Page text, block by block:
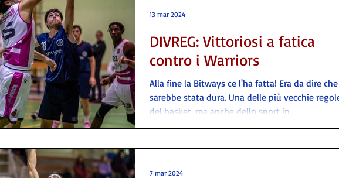
DIVREG: Vittoriosi a fatica
contro i Warriors
Alla fine la Bitways ce l'ha fatta! Era da dire che
sarebbe stata dura. Una delle più vecchie
del basket, ma anche dello sport in...
13 mar 2024
7 mar 2024